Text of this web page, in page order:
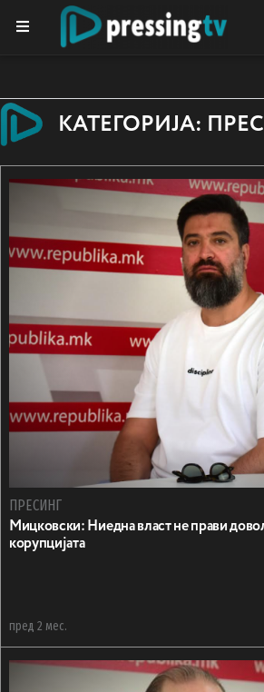
КАТЕГОРИЈА:
ПРЕСИНГ
Мицковски: Ниедна власт не прави
корупцијата
пред 2 мес.